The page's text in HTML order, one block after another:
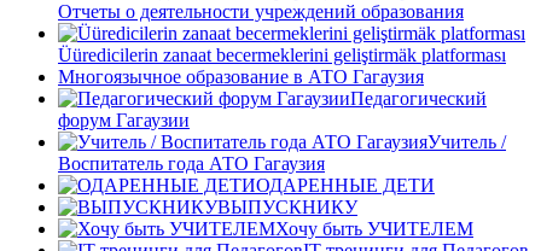
Отчеты о деятельности учреждений образования
Üüredicilerin zanaat becermeklerini geliştirmäk platforması
Многоязычное образование в АТО Гагаузия
Педагогический
форум Гагаузии
Учитель /
Воспитатель года АТО Гагаузия
ОДАРЕННЫЕ ДЕТИ
ВЫПУСКНИКУ
Хочу быть УЧИТЕЛЕМ